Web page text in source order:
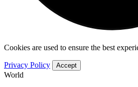
Cookies are used to ensure the best
Privacy Policy Accept
World